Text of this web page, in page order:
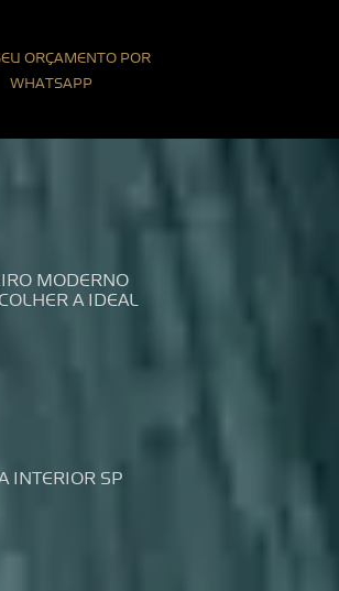
ORÇAMENTO POR
WHATSAPP
MODERNO
A IDEAL
INTERIOR SP